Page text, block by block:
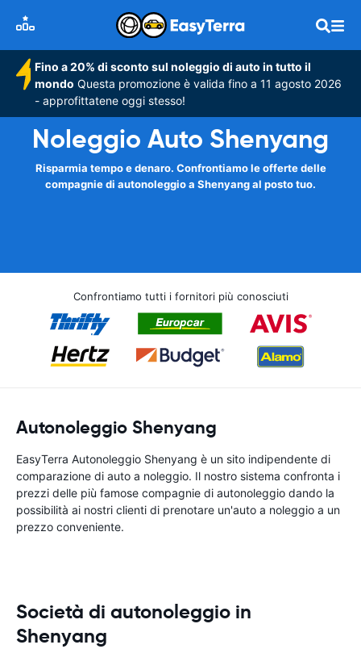
Fino a 20% di sconto sul noleggio di auto in tutto il
mondo Questa promozione è valida fino a 11 agosto 2026
- approfittatene oggi stesso!
Noleggio Auto Shenyang
Risparmia tempo e denaro. Confrontiamo le offerte delle
compagnie di autonoleggio a Shenyang al posto tuo.
Confrontiamo tutti i fornitori più conosciuti
Autonoleggio Shenyang
EasyTerra Autonoleggio Shenyang è un sito indipendente di
comparazione di auto a noleggio. Il nostro sistema confronta i
prezzi delle più famose compagnie di autonoleggio dando la
possibilità ai nostri clienti di prenotare un'auto a noleggio a un
prezzo conveniente.
Società di autonoleggio in
Shenyang